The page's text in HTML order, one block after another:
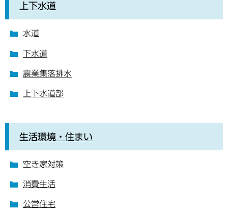
上下水道
水道
下水道
農業集落排水
上下水道部
生活環境・住まい
空き家対策
消費生活
公営住宅